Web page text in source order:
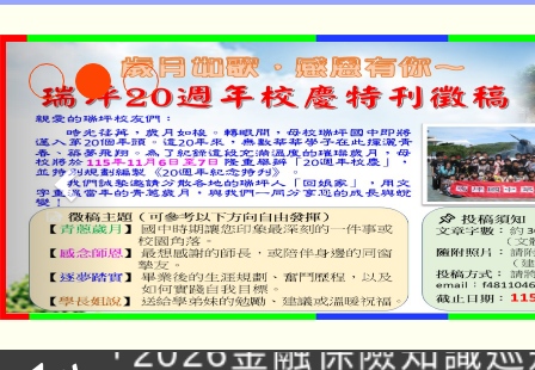
公告本校115學年度第
代理(課)教師甄選結果(
「2026金融保險知識